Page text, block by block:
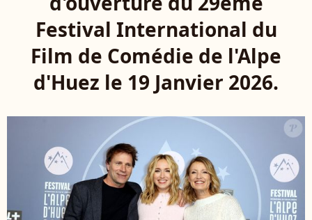
Festival International du
Film de Comédie de l'Alpe
d'Huez le 19 Janvier 2026.